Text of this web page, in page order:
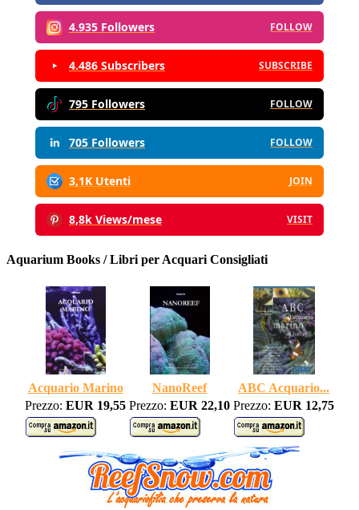
4.935 Followers FOLLOW
4.486 Subscribers SUBSCRIBE
795 Followers FOLLOW
705 Followers FOLLOW
3,1K Utenti JOIN
8,8k Views/mese VISIT
Aquarium Books / Libri per Acquari Consigliati
Acquario Marino NanoReef
ABC Acquario...
Prezzo: EUR 19,55 Prezzo: EUR 22,10 Prezzo: EUR 12,75